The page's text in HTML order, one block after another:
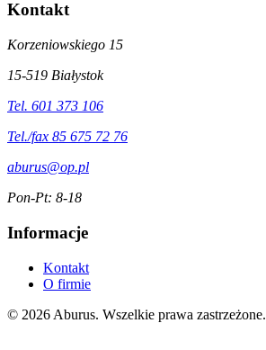
Kontakt
Korzeniowskiego 15
15-519 Białystok
Tel. 601 373 106
Tel./fax 85 675 72 76
aburus@op.pl
Pon-Pt: 8-18
Informacje
Kontakt
O firmie
© 2026 Aburus. Wszelkie prawa zastrzeżone.